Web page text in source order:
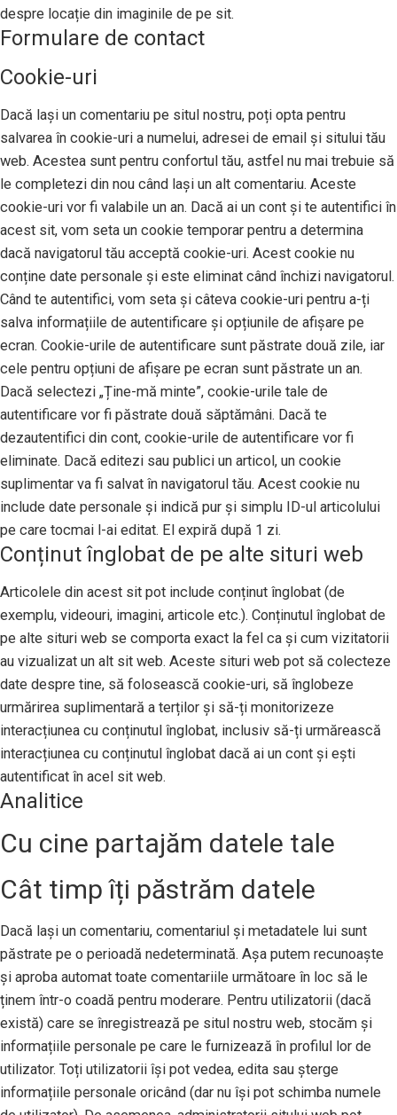
despre locație din imaginile de pe sit.
Formulare de contact
Cookie-uri
Dacă lași un comentariu pe situl nostru, poți opta pentru
salvarea în cookie-uri a numelui, adresei de email și sitului tău
web. Acestea sunt pentru confortul tău, astfel nu mai trebuie să
le completezi din nou când lași un alt comentariu. Aceste
cookie-uri vor fi valabile un an. Dacă ai un cont și te autentifici în
acest sit, vom seta un cookie temporar pentru a determina
dacă navigatorul tău acceptă cookie-uri. Acest cookie nu
conține date personale și este eliminat când închizi navigatorul.
Când te autentifici, vom seta și câteva cookie-uri pentru a-ți
salva informațiile de autentificare și opțiunile de afișare pe
ecran. Cookie-urile de autentificare sunt păstrate două zile, iar
cele pentru opțiuni de afișare pe ecran sunt păstrate un an.
Dacă selectezi „Ține-mă minte”, cookie-urile tale de
autentificare vor fi păstrate două săptămâni. Dacă te
dezautentifici din cont, cookie-urile de autentificare vor fi
eliminate. Dacă editezi sau publici un articol, un cookie
suplimentar va fi salvat în navigatorul tău. Acest cookie nu
include date personale și indică pur și simplu ID-ul articolului
pe care tocmai l-ai editat. El expiră după 1 zi.
Conținut înglobat de pe alte situri web
Articolele din acest sit pot include conținut înglobat (de
exemplu, videouri, imagini, articole etc.). Conținutul înglobat de
pe alte situri web se comporta exact la fel ca și cum vizitatorii
au vizualizat un alt sit web. Aceste situri web pot să colecteze
date despre tine, să folosească cookie-uri, să înglobeze
urmărirea suplimentară a terților și să-ți monitorizeze
interacțiunea cu conținutul înglobat, inclusiv să-ți urmărească
interacțiunea cu conținutul înglobat dacă ai un cont și ești
autentificat în acel sit web.
Analitice
Cu cine partajăm datele tale
Cât timp îți păstrăm datele
Dacă lași un comentariu, comentariul și metadatele lui sunt
păstrate pe o perioadă nedeterminată. Așa putem recunoaște
și aproba automat toate comentariile următoare în loc să le
ținem într-o coadă pentru moderare. Pentru utilizatorii (dacă
există) care se înregistrează pe situl nostru web, stocăm și
informațiile personale pe care le furnizează în profilul lor de
utilizator. Toți utilizatorii își pot vedea, edita sau șterge
informațiile personale oricând (dar nu își pot schimba numele